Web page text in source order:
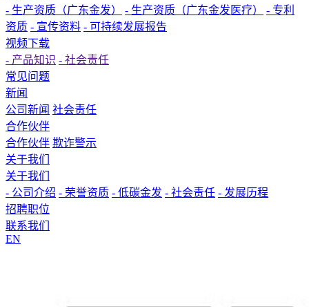
- 生产资质（广东金发）
- 生产资质（广东金发医疗）
- 专利
资质 - 宣传资料 - 可持续发展报告
视频下载
- 产品知识 - 社会责任
常见问题
新闻
公司新闻 社会责任
合作伙伴
合作伙伴 欺诈警示
关于我们
关于我们
- 公司介绍 - 荣誉资质 - 低碳金发 - 社会责任 - 发展历程
招聘职位
联系我们
EN